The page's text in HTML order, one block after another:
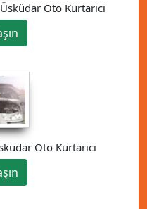
Oto Kurtarıcı
Oto Kurtarıcı